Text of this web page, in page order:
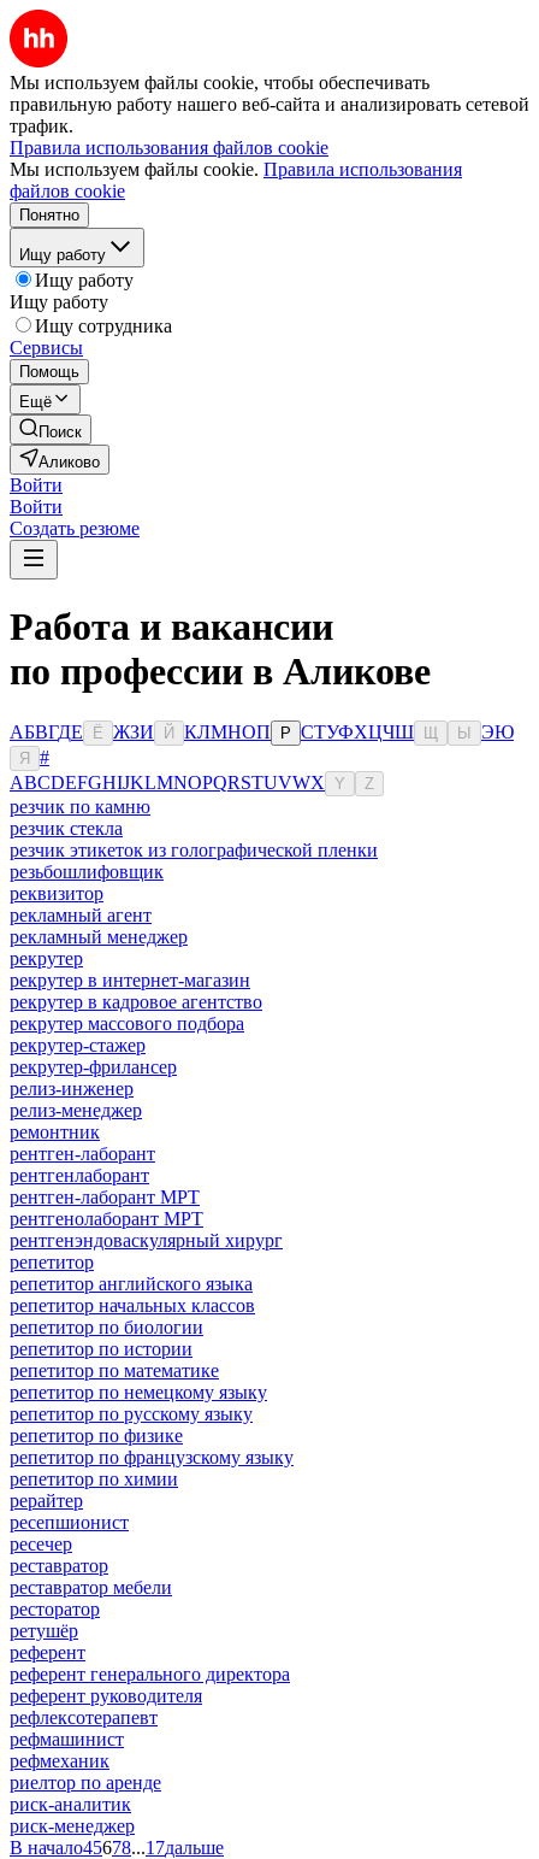
Мы используем файлы cookie, чтобы обеспечивать
правильную работу нашего веб-сайта и анализировать сетевой
трафик.
Правила использования файлов cookie
Мы используем файлы cookie. Правила использования
файлов cookie
Понятно
Ищу работу
Ищу работу
Ищу работу
Ищу сотрудника
Сервисы
Помощь
Ещё
Поиск
Аликово
Войти
Войти
Создать резюме
Работа и вакансии
по профессии в Аликове
АБВГДЕ Ё ЖЗИ Й КЛМНОП Р СТУФХЦЧШ Ы ЭЮ
Я
#
ABCDEFGHIJKLMNOPQRSTUVWX Y Z
резчик по камню
резчик стекла
резчик этикеток из голографической пленки
резьбошлифовщик
реквизитор
рекламный агент
рекламный менеджер
рекрутер
рекрутер в интернет-магазин
рекрутер в кадровое агентство
рекрутер массового подбора
рекрутер-стажер
рекрутер-фрилансер
релиз-инженер
релиз-менеджер
ремонтник
рентген-лаборант
рентгенлаборант
рентген-лаборант МРТ
рентгенолаборант МРТ
рентгенэндоваскулярный хирург
репетитор
репетитор английского языка
репетитор начальных классов
репетитор по биологии
репетитор по истории
репетитор по математике
репетитор по немецкому языку
репетитор по русскому языку
репетитор по физике
репетитор по французскому языку
репетитор по химии
рерайтер
ресепшионист
ресечер
реставратор
реставратор мебели
ресторатор
ретушёр
референт
референт генерального директора
референт руководителя
рефлексотерапевт
рефмашинист
рефмеханик
риелтор по аренде
риск-аналитик
риск-менеджер
В начало45678...17дальше